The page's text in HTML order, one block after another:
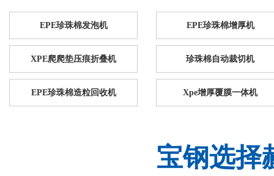
EPE珍珠棉发泡机 EPE珍珠棉增厚机
XPE爬爬垫压痕折叠机 珍珠棉自动裁切机
EPE珍珠棉造粒回收机 Xpe增厚覆膜一体机
宝钢选择